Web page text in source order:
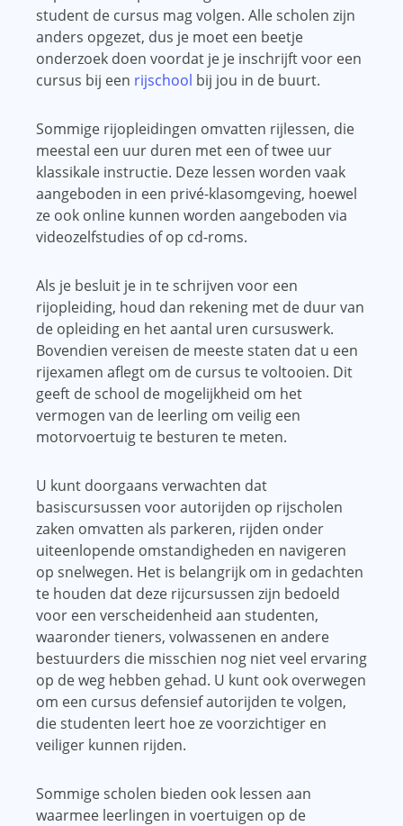
student de cursus mag volgen. Alle scholen zijn
anders opgezet, dus je moet een beetje
onderzoek doen voordat je je inschrijft voor een
cursus bij een rijschool bij jou in de buurt.
Sommige rijopleidingen omvatten rijlessen, die
meestal een uur duren met een of twee uur
klassikale instructie. Deze lessen worden vaak
aangeboden in een privé-klasomgeving, hoewel
ze ook online kunnen worden aangeboden via
videozelfstudies of op cd-roms.
Als je besluit je in te schrijven voor een
rijopleiding, houd dan rekening met de duur van
de opleiding en het aantal uren cursuswerk.
Bovendien vereisen de meeste staten dat u een
rijexamen aflegt om de cursus te voltooien. Dit
geeft de school de mogelijkheid om het
vermogen van de leerling om veilig een
motorvoertuig te besturen te meten.
U kunt doorgaans verwachten dat
basiscursussen voor autorijden op rijscholen
zaken omvatten als parkeren, rijden onder
uiteenlopende omstandigheden en navigeren
op snelwegen. Het is belangrijk om in gedachten
te houden dat deze rijcursussen zijn bedoeld
voor een verscheidenheid aan studenten,
waaronder tieners, volwassenen en andere
bestuurders die misschien nog niet veel ervaring
op de weg hebben gehad. U kunt ook overwegen
om een ​​cursus defensief autorijden te volgen,
die studenten leert hoe ze voorzichtiger en
veiliger kunnen rijden.
Sommige scholen bieden ook lessen aan
waarmee leerlingen in voertuigen op de